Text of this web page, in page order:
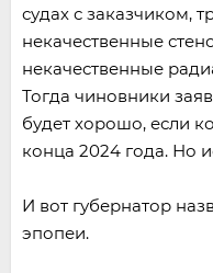
судах с заказчиком,
некачественные
некачественные
Тогда чиновники
будет хорошо, если
конца 2024 года. Но
И вот губернатор
эпопеи.